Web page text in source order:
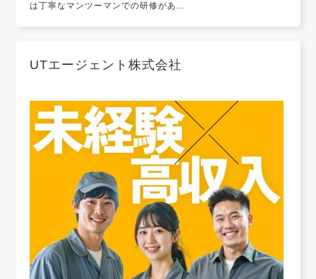
は丁寧なマンツーマンでの研修があ...
UTエージェント株式会社